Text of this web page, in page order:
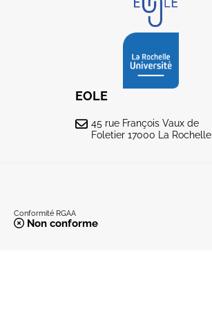
EOLE
45 rue François Vaux de
Foletier 17000 La Rochelle
Conformité RGAA
Non conforme